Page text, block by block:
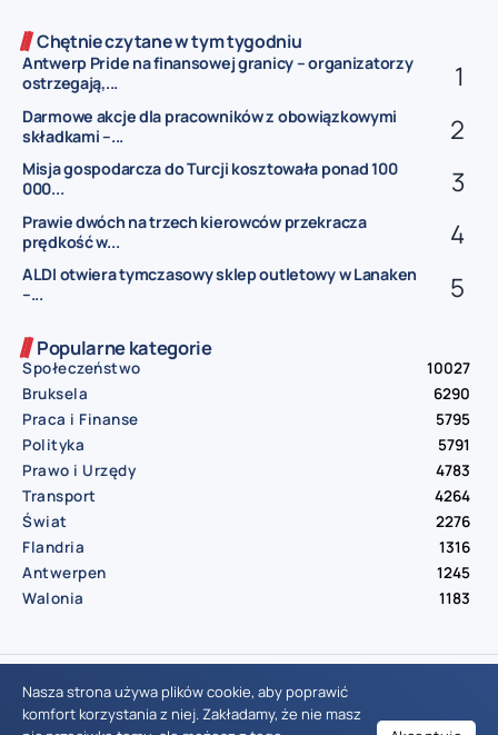
Chętnie czytane w tym tygodniu
Antwerp Pride na finansowej granicy – organizatorzy
ostrzegają,...
Darmowe akcje dla pracowników z obowiązkowymi
składkami –...
Misja gospodarcza do Turcji kosztowała ponad 100
000...
Prawie dwóch na trzech kierowców przekracza
prędkość w...
ALDI otwiera tymczasowy sklep outletowy w Lanaken
–...
Popularne kategorie
Społeczeństwo
10027
Bruksela
6290
Praca i Finanse
5795
Polityka
5791
Prawo i Urzędy
4783
Transport
4264
Świat
2276
Flandria
1316
Antwerpen
1245
Walonia
1183
© Aktualnosci.be – All Right Reserved 2016-2026
Nasza strona używa plików cookie, aby poprawić
komfort korzystania z niej. Zakładamy, że nie masz